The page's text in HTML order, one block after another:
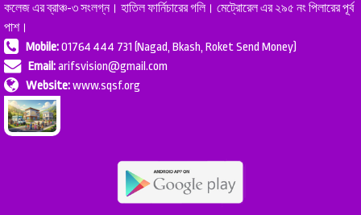
কলেজ এর ব্রাঞ্চ-৩ সংলগ্ন। হাতিল ফার্নিচারের গলি। মেট্রোরেল এর ২৯৫ নং পিলারের পূর্ব
পাশ।
Mobile:01764 444 731 (Nagad, Bkash, Roket Send Money)
Email:arifsvision@gmail.com
Website:www.sqsf.org